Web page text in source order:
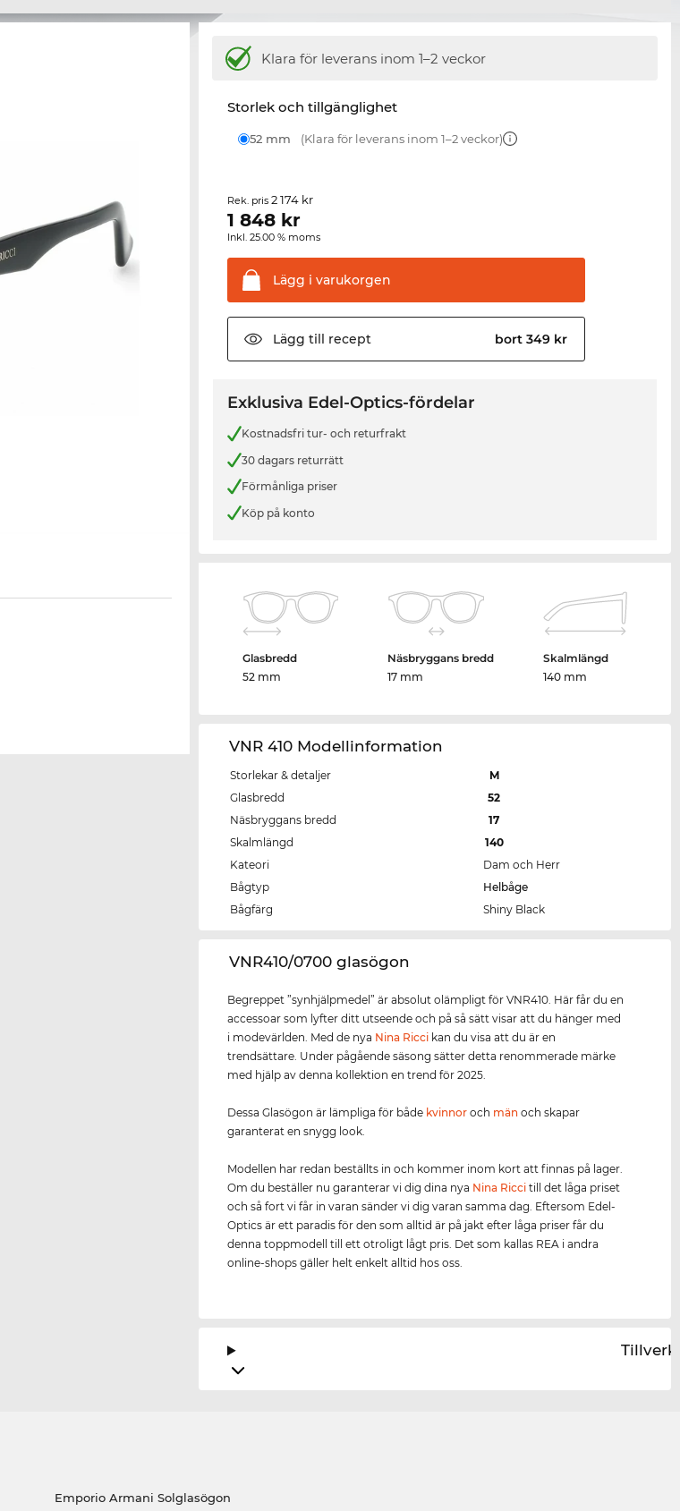
Klara för leverans inom 1–2 veckor
Storlek och tillgänglighet
52 mm (Klara för leverans inom 1–2 veckor)
Rek. pris2 174 kr
1 848 kr
Inkl. 25.00 % moms
Lägg i varukorgen
Lägg till recept bort 349 kr
Exklusiva Edel-Optics-fördelar
Kostnadsfri tur- och returfrakt
30 dagars returrätt
Förmånliga priser
Köp på konto
Glasbredd
52 mm
Näsbryggans bredd
17 mm
Skalmlängd
140 mm
VNR 410 Modellinformation
Storlekar & detaljer
M
Glasbredd
52
Näsbryggans bredd
17
Skalmlängd
140
Kateori
Dam och Herr
Bågtyp
Helbåge
Bågfärg
Shiny Black
‌VNR410/0700 glasögon
Begreppet ”synhjälpmedel” är absolut olämpligt för VNR410. Här får du en
accessoar som lyfter ditt utseende och på så sätt visar att du hänger med
i modevärlden. Med de nya Nina Ricci kan du visa att du är en
trendsättare. Under pågående säsong sätter detta renommerade märke
med hjälp av denna kollektion en trend för 2025.
Dessa Glasögon är lämpliga för både kvinnor och män och skapar
garanterat en snygg look.
Modellen har redan beställts in och kommer inom kort att finnas på lager.
Om du beställer nu garanterar vi dig dina nya Nina Ricci till det låga priset
och så fort vi får in varan sänder vi dig varan samma dag. Eftersom Edel-
Optics är ett paradis för den som alltid är på jakt efter låga priser får du
denna toppmodell till ett otroligt lågt pris. Det som kallas REA i andra
online-shops gäller helt enkelt alltid hos oss.
Emporio Armani Solglasögon